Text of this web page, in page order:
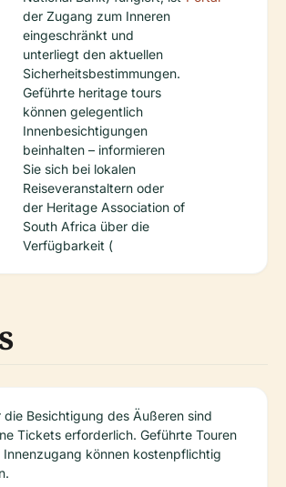
der Zugang zum Inneren
eingeschränkt und
unterliegt den aktuellen
Sicherheitsbestimmungen.
Geführte heritage tours
können gelegentlich
Innenbesichtigungen
beinhalten – informieren
Sie sich bei lokalen
Reiseveranstaltern oder
der Heritage Association of
South Africa über die
Verfügbarkeit (
die Besichtigung des Äußeren sind
Tickets erforderlich. Geführte Touren
Innenzugang können kostenpflichtig